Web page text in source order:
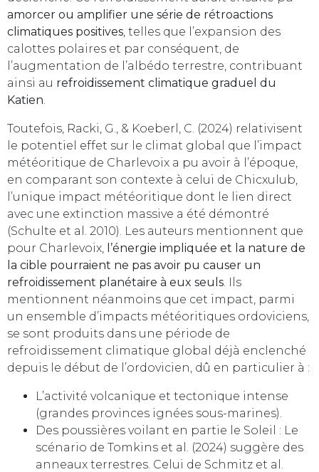
amorcer ou amplifier une série de rétroactions
climatiques positives, telles que l’expansion des
calottes polaires et par conséquent, de
l’augmentation de l’albédo terrestre, contribuant
ainsi au refroidissement climatique graduel du
Katien.
Toutefois, Racki, G., & Koeberl, C. (2024) relativisent
le potentiel effet sur le climat global que l’impact
météoritique de Charlevoix a pu avoir à l’époque,
en comparant son contexte à celui de Chicxulub,
l’unique impact météoritique dont le lien direct
avec une extinction massive a été démontré
(Schulte et al. 2010). Les auteurs mentionnent que
pour Charlevoix, l’énergie impliquée et la nature de
la cible pourraient ne pas avoir pu causer un
refroidissement planétaire à eux seuls. Ils
mentionnent néanmoins que cet impact, parmi
un ensemble d’impacts météoritiques ordoviciens,
se sont produits dans une période de
refroidissement climatique global déjà enclenché
depuis le début de l’ordovicien, dû en particulier à :
L’activité volcanique et tectonique intense
(grandes provinces ignées sous-marines).
Des poussières voilant en partie le Soleil : Le
scénario de Tomkins et al. (2024) suggère des
anneaux terrestres. Celui de Schmitz et al.